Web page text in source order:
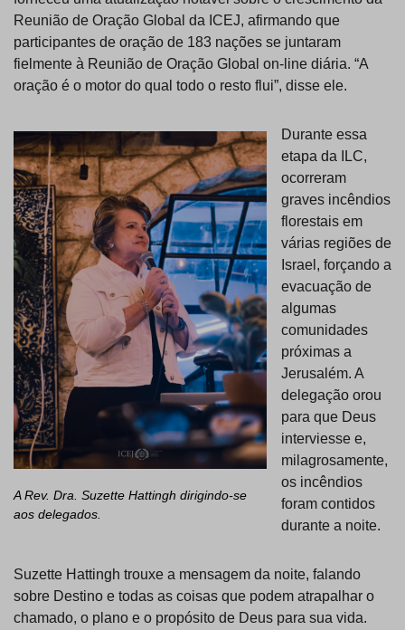
Reunião de Oração Global da ICEJ, afirmando que
participantes de oração de 183 nações se juntaram
fielmente à Reunião de Oração Global on-line diária. “A
oração é o motor do qual todo o resto flui”, disse ele.
A Rev. Dra. Suzette Hattingh dirigindo-se
aos delegados.
Durante essa
etapa da ILC,
ocorreram
graves incêndios
florestais em
várias regiões de
Israel, forçando a
evacuação de
algumas
comunidades
próximas a
Jerusalém. A
delegação orou
para que Deus
interviesse e,
milagrosamente,
os incêndios
foram contidos
durante a noite.
Suzette Hattingh trouxe a mensagem da noite, falando
sobre Destino e todas as coisas que podem atrapalhar o
chamado, o plano e o propósito de Deus para sua vida.